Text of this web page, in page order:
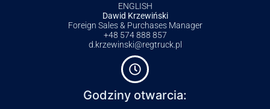
ENGLISH
Dawid Krzewiński
Foreign Sales & Purchases Manager
+48 574 888 857
d.krzewinski@regtruck.pl
Godziny otwarcia: